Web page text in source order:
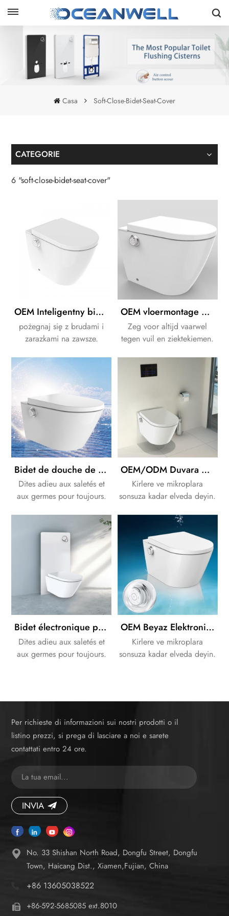
Casa Soft-Close-Bidet-Seat-Cover
CATEGORIE
6 "soft-close-bidet-seat-cover"
OEM Inteligentny bidet prysznicowy do montażu na podłodze
pożegnaj się z brudami i
zarazkami na zawsze.
OEM vloermontage elektronisch bidet Smart douchebidet
Zeg voor altijd vaarwel
tegen vuil en ziektekiemen.
Bidet de douche de toilette intelligent suspendu au mur OEM/ODM
Dites adieu aux saletés et
aux germes pour toujours.
OEM/ODM Duvara Monte Elektronik Bide Akıllı Duş Bidesi
Kirlere ve mikroplara
sonsuza kadar elveda deyin.
Bidet électronique personnalisable à montage mural, bidet de douche intelligent sans bouton
Dites adieu aux saletés et
aux germes pour toujours.
OEM Beyaz Elektronik Bide Tuvalet Düğmeli
Kirlere ve mikroplara
sonsuza kadar elveda deyin.
Per richieste di informazioni sui nostri prodotti o il
listino prezzi, si prega di lasciare a noi e sarete
contattati entro 24 ore.
INVIA
No. 33 Shishan North Road, Dongfu Street, Dongfu
Town, Haicang Dist., Xiamen,Fujian, China
+86 13605038522
+86-592-5685085 ext.8010